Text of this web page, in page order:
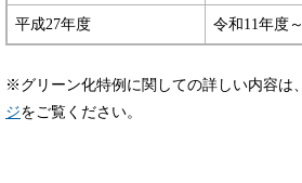
平成27年度 令和11年度～
※グリーン化特例に関しての詳しい内容は、
ジをご覧ください。